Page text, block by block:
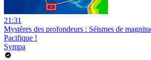
21:31
Mystères des profondeurs : Séismes de
Pacifique !
Sympa